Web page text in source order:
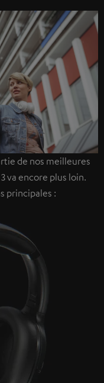
de nos meilleures
va encore plus loin.
principales :